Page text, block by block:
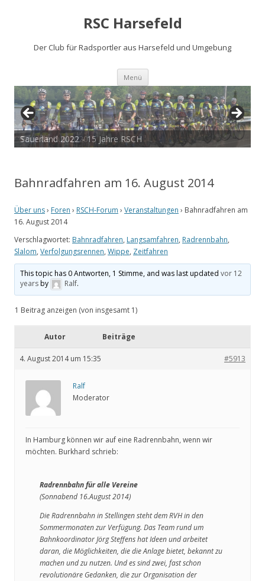
RSC Harsefeld
Der Club für Radsportler aus Harsefeld und Umgebung
Menü Zum
springen
Sauerland 2022 - 15 Jahre RSCH
Tour de Cux 2020
Bahnradfahren am 16. August 2014
Über uns› Foren › RSCH-Forum › Veranstaltungen › Bahnradfahren am
16. August 2014
Verschlagwortet: Bahnradfahren, Langsamfahren, Radrennbahn,
Slalom, Verfolgungsrennen, Wippe, Zeitfahren
This topic has 0 Antworten, 1 Stimme, and was last updatedvor 12
yearsby Ralf.
1 Beitrag anzeigen (von insgesamt 1)
Autor Beiträge
4. August 2014 um 15:35 #5913
Ralf
Moderator
In Hamburg können wir auf eine Radrennbahn, wenn wir
möchten. Burkhard schrieb:
Radrennbahn für alle Vereine
(Sonnabend 16.August 2014)
Die Radrennbahn in Stellingen steht dem RVH in den
Sommermonaten zur Verfügung. Das Team rund um
Bahnkoordinator Jörg Steffens hat Ideen und arbeitet
daran, die Möglichkeiten, die die Anlage bietet, bekannt zu
machen und zu nutzen. Und es sind zwei, fast schon
revolutionäre Gedanken, die zur Organisation der